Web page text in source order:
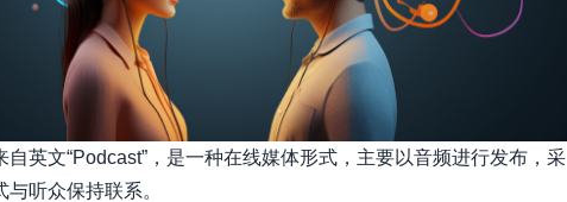
自英文“Podcast”，是一种在线媒体形式，主要以音频进行发布，采
听众保持联系。